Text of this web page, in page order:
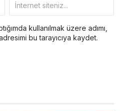
kullanılmak üzere adımı,
bu tarayıcıya kaydet.